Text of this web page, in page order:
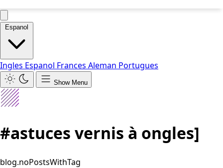
Espanol
Ingles Espanol Frances Aleman Portugues
Show Menu
#astuces vernis à ongles]
blog.noPostsWithTag